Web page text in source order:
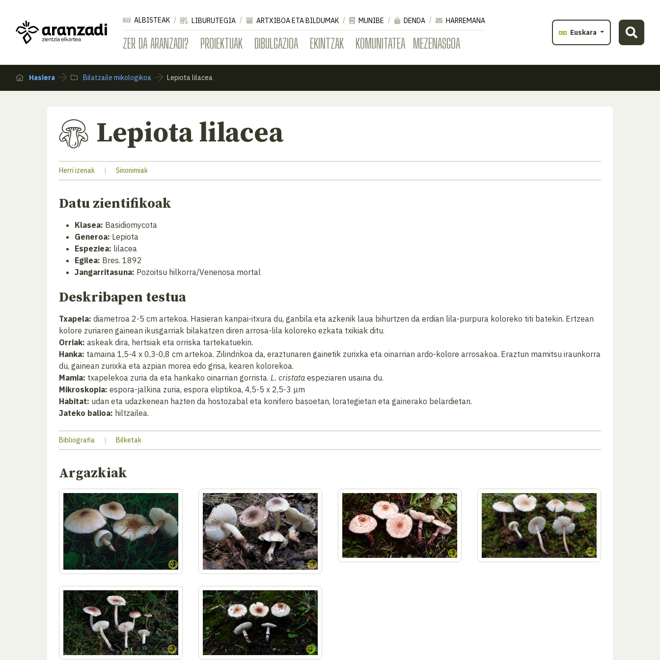
ZER DA ARANZADI? PROIEKTUAK DIBULGAZIOA EKINTZAK KOMUNITATEA MEZENASGOA
ALBISTEAK LIBURUTEGIA ARTXIBOA ETA BILDUMAK MUNIBE DENDA
HARREMANA
Euskara
Hasiera Bilatzaile mikologikoa Lepiota lilacea
Lepiota lilacea
Herri izenak | Sinonimiak
Datu zientifikoak
Klasea: Basidiomycota
Generoa: Lepiota
Espeziea: lilacea
Egilea: Bres. 1892
Jangarritasuna: Pozoitsu hilkorra/Venenosa mortal
Deskribapen testua
Txapela: diametroa 2-5 cm artekoa. Hasieran kanpai-itxura du, ganbila eta azkenik laua bihurtzen da erdian lila-purpura koloreko titi batekin. Ertzean
kolore zuriaren gainean ikusgarriak bilakatzen diren arrosa-lila koloreko ezkata txikiak ditu.
Orriak: askeak dira, hertsiak eta orriska tartekatuekin.
Hanka: tamaina 1,5-4 x 0,3-0,8 cm artekoa. Zilindrikoa da, eraztunaren gainetik zurixka eta oinarrian ardo-kolore arrosakoa. Eraztun mamitsu iraunkorra
du, gainean zurixka eta azpian morea edo grisa, kearen kolorekoa.
Mamia: txapelekoa zuria da eta hankako oinarrian gorrista. L. cristata espeziaren usaina du.
Mikroskopia: espora-jalkina zuria, espora eliptikoa, 4,5-5 x 2,5-3 μm
Habitat: udan eta udazkenean hazten da hostozabal eta konifero basoetan, lorategietan eta gainerako belardietan.
Jateko balioa: hiltzailea.
Bibliografia | Bilketak
Argazkiak